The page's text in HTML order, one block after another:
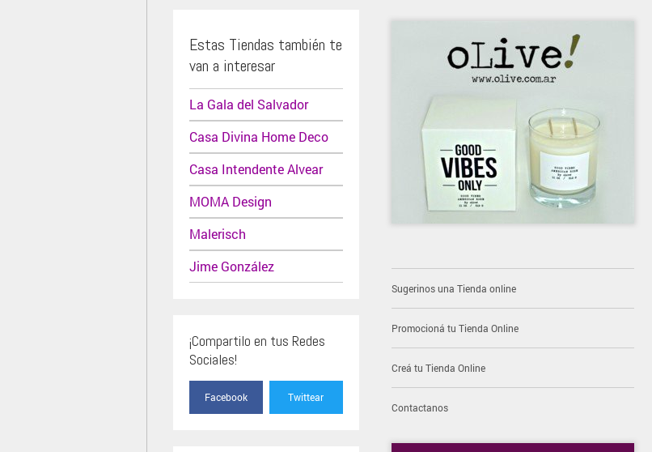
Estas Tiendas también te
van a interesar
La Gala del Salvador
Casa Divina Home Deco
Casa Intendente Alvear
MOMA Design
Malerisch
Jime González
¡Compartilo en tus Redes
Sociales!
Facebook Twittear
Sugerinos una Tienda online
Promocioná tu Tienda Online
Creá tu Tienda Online
Contactanos